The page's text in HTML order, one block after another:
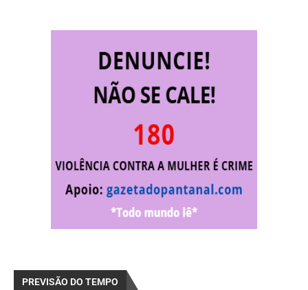
PREVISÃO DO TEMPO